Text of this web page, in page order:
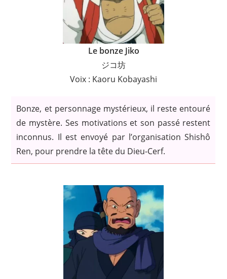
Le bonze Jiko
ジコ坊
Voix : Kaoru Kobayashi
Bonze, et personnage mystérieux, il reste entouré
de mystère. Ses motivations et son passé restent
inconnus. Il est envoyé par l’organisation Shishô
Ren, pour prendre la tête du Dieu-Cerf.